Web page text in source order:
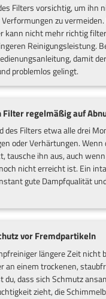
Filters vorsichtig, um ihn
zu vermeiden.
kann nicht mehr richtig
Reinigungsleistung.
damit der
problemlos gelingt.
regelmäßig auf
des Filters etwa alle drei
oder Verhärtungen. Wenn
tausche ihn aus, auch
nicht erreicht ist. Ein
gute Dampfqualität
vor Fremdpartikeln
längere Zeit nicht
an einem trockenen,
du, dass sich Schmutz
zieht, die